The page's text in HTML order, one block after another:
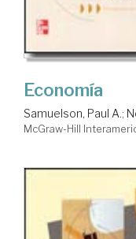
Economía
Samuelson, Paul A.;
McGraw-Hill